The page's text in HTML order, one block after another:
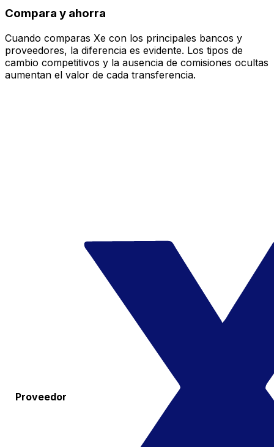
Compara y ahorra
Cuando comparas Xe con los principales bancos y
proveedores, la diferencia es evidente. Los tipos de
cambio competitivos y la ausencia de comisiones ocultas
aumentan el valor de cada transferencia.
Proveedor